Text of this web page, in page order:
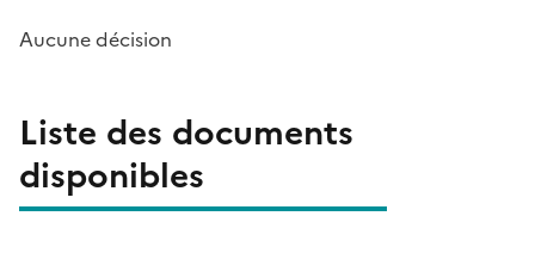
Aucune décision
Liste des documents
disponibles